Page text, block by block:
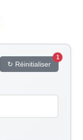
1
↻ Réinitialiser